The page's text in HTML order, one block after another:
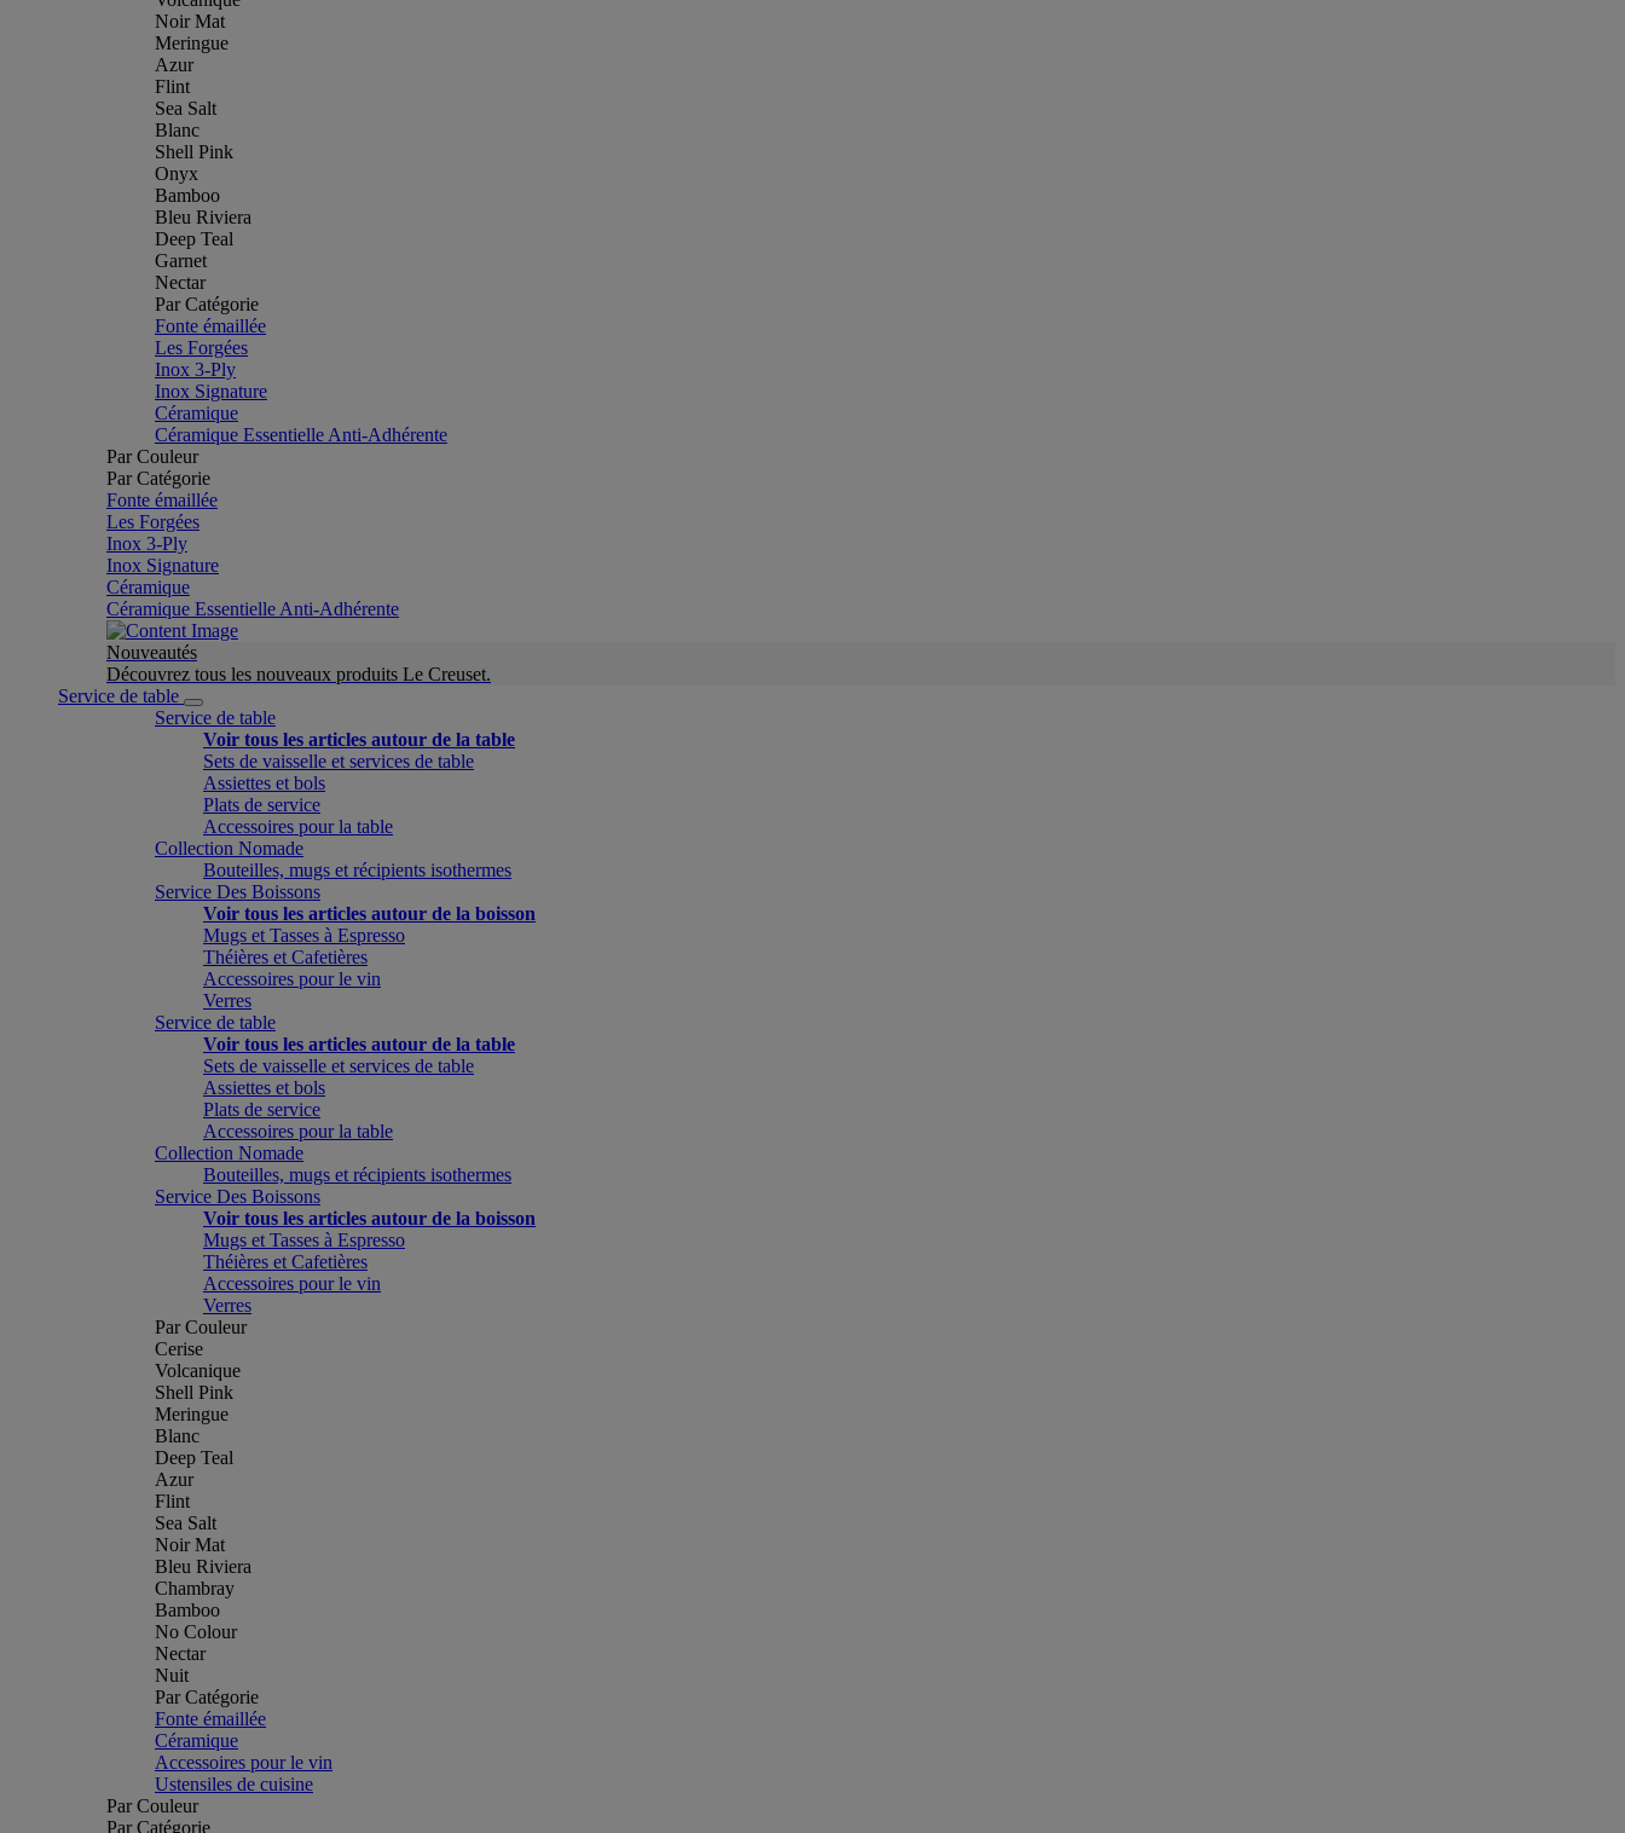
Noir Mat
Meringue
Azur
Flint
Sea Salt
Blanc
Shell Pink
Onyx
Bamboo
Bleu Riviera
Deep Teal
Garnet
Nectar
Par Catégorie
Fonte émaillée
Les Forgées
Inox 3-Ply
Inox Signature
Céramique
Céramique Essentielle Anti-Adhérente
Par Couleur
Par Catégorie
Fonte émaillée
Les Forgées
Inox 3-Ply
Inox Signature
Céramique
Céramique Essentielle Anti-Adhérente
Nouveautés
Découvrez tous les nouveaux produits Le Creuset.
Service de table
Service de table
Voir tous les articles autour de la table
Sets de vaisselle et services de table
Assiettes et bols
Plats de service
Accessoires pour la table
Collection Nomade
Bouteilles, mugs et récipients isothermes
Service Des Boissons
Voir tous les articles autour de la boisson
Mugs et Tasses à Espresso
Théières et Cafetières
Accessoires pour le vin
Verres
Service de table
Voir tous les articles autour de la table
Sets de vaisselle et services de table
Assiettes et bols
Plats de service
Accessoires pour la table
Collection Nomade
Bouteilles, mugs et récipients isothermes
Service Des Boissons
Voir tous les articles autour de la boisson
Mugs et Tasses à Espresso
Théières et Cafetières
Accessoires pour le vin
Verres
Par Couleur
Cerise
Volcanique
Shell Pink
Meringue
Blanc
Deep Teal
Azur
Flint
Sea Salt
Noir Mat
Bleu Riviera
Chambray
Bamboo
No Colour
Nectar
Nuit
Par Catégorie
Fonte émaillée
Céramique
Accessoires pour le vin
Ustensiles de cuisine
Par Couleur
Par Catégorie